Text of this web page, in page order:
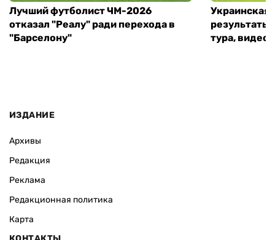
Лучший футболист ЧМ-2026
отказал "Реалу" ради перехода в
"Барселону"
Украинская
результаты
тура, видео
ИЗДАНИЕ
Архивы
Редакция
Реклама
Редакционная политика
Карта